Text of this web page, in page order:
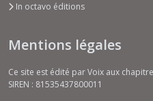
In octavo éditions
Mentions légales
Ce site est édité par Voix aux
SIREN : 81535437800011